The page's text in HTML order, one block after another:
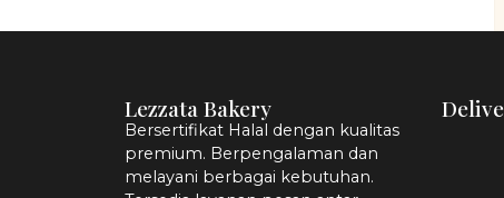
Lezzata Bakery
Bersertifikat Halal dengan kualitas
premium. Berpengalaman dan
melayani berbagai kebutuhan.